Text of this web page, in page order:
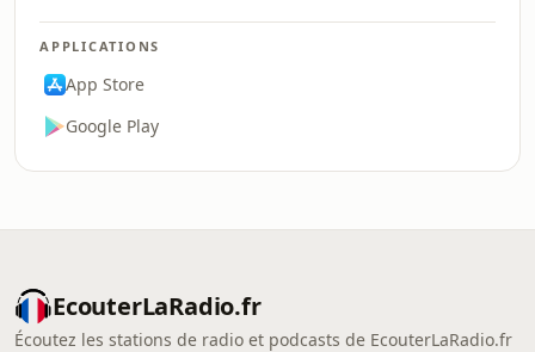
APPLICATIONS
App Store
Google Play
EcouterLaRadio.fr
Écoutez les stations de radio et podcasts de EcouterLaRadio.fr